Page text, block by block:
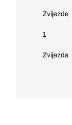
Zvijezde
1
Zvijezda